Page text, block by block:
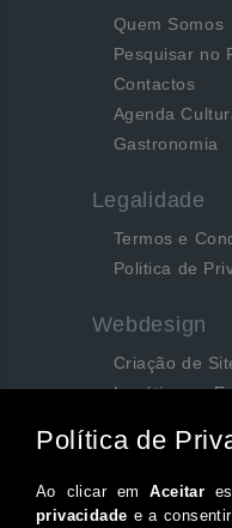
Quem Somos
Pesquisar no
Contactos
Agenda
Gastronomia
Legalidade
Termos e
Politica de
Webdesign
Criação de
Logótipos e
Siga-nos
Facebook